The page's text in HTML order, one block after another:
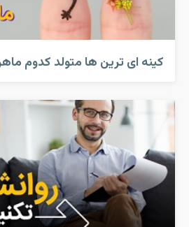
کینه ای ترین ها متولد کدوم